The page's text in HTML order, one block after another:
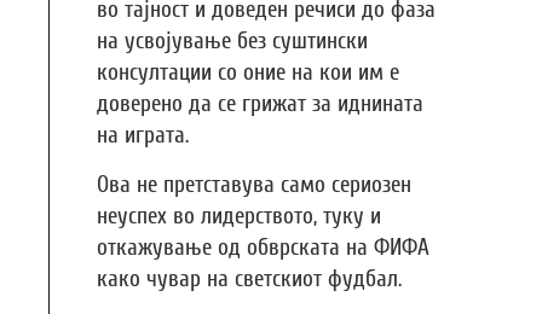
во тајност и доведен речиси до фаза
на усвојување без суштински
консултации со оние на кои им е
доверено да се грижат за иднината
на играта.
Ова не претставува само сериозен
неуспех во лидерството, туку и
откажување од обврската на ФИФА
како чувар на светскиот фудбал.